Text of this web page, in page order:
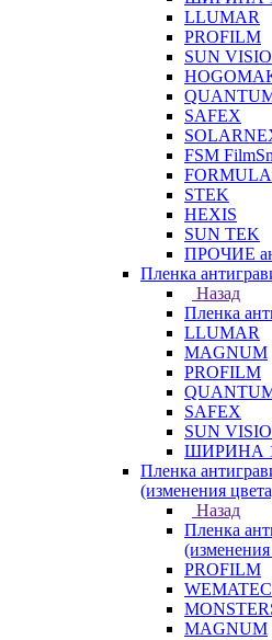
LLUMAR
PROFILM
SUN
SAFEX
FSM
FORMULA
STEK
HEXIS
SUN TEK
ПРОЧИЕ
Пленка
Назад
Пленка
LLUMAR
MAGNUM
PROFILM
SAFEX
SUN
ШИРИНА
Пленка
(изменения
Назад
Пленка
PROFILM
MAGNUM